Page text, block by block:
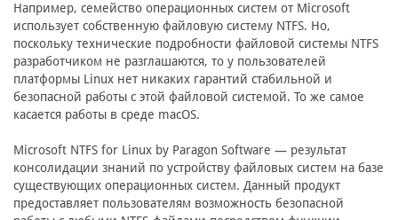
Например, семейство операционных систем от Microsoft
использует собственную файловую систему NTFS. Но,
поскольку технические подробности файловой системы NTFS
разработчиком не разглашаются, то у пользователей
платформы Linux нет никаких гарантий стабильной и
безопасной работы с этой файловой системой. То же самое
касается работы в среде macOS.
Microsoft NTFS for Linux by Paragon Software — результат
консолидации знаний по устройству файловых систем на базе
существующих операционных систем. Данный продукт
предоставляет пользователям возможность безопасной